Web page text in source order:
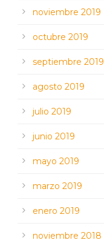
noviembre 2019
octubre 2019
septiembre 2019
agosto 2019
julio 2019
junio 2019
mayo 2019
marzo 2019
enero 2019
noviembre 2018